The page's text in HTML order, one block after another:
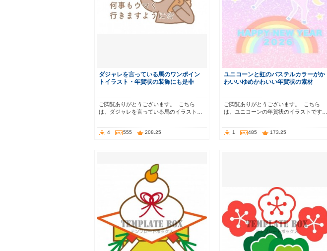
ダジャレを言っている馬のワンポイン
トイラスト・年賀状の装飾にも是非
ご閲覧ありがとうございます。 こちら
は、ダジャレを言っている馬のイラスト…
4 555 208.25
ユニコーンと虹のパステルカラーがか
わいいゆめかわいい年賀状の素材
ご閲覧ありがとうございます。 こちら
は、ユニコーンの年賀状のイラストです…
1 485 173.25